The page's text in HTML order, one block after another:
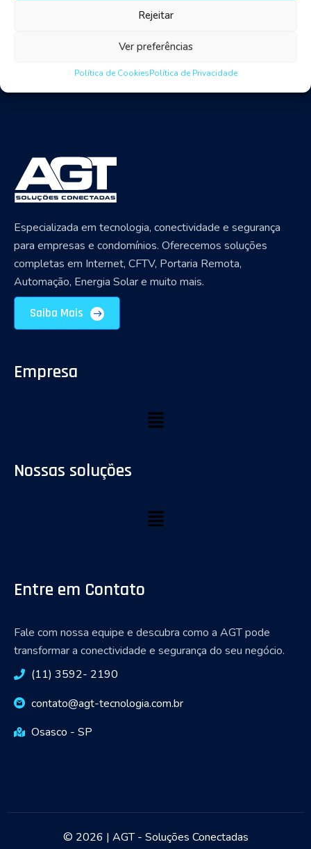
Rejeitar
Ver preferências
Política de CookiesPolítica de Privacidade
Especializada em tecnologia, conectividade e segurança
para empresas e condomínios. Oferecemos soluções
completas em Internet, CFTV, Portaria Remota,
Automação, Energia Solar e muito mais.
Saiba Mais
Empresa
Nossas soluções
Entre em Contato
Fale com nossa equipe e descubra como a AGT pode
transformar a conectividade e segurança do seu negócio.
(11) 3592- 2190
contato@agt-tecnologia.com.br
Osasco - SP
© 2026 | AGT - Soluções Conectadas